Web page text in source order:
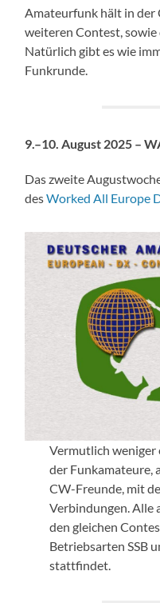
Amateurfunk hält in der
weiteren Contest,
Natürlich gibt es wie
Funkrunde.
9.–10. August 2025 –
Das zweite
desWorked All Europe
Vermutlich weniger
der Funkamateure,
CW-Freunde, mit
Verbindungen. Alle
den gleichen
Betriebsarten SSB
stattfindet.